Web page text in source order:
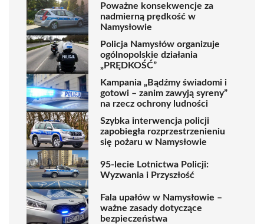
Poważne konsekwencje za
nadmierną prędkość w
Namysłowie
Policja Namysłów organizuje
ogólnopolskie działania
„PRĘDKOŚĆ”
Kampania „Bądźmy świadomi i
gotowi – zanim zawyją syreny”
na rzecz ochrony ludności
Szybka interwencja policji
zapobiegła rozprzestrzenieniu
się pożaru w Namysłowie
95-lecie Lotnictwa Policji:
Wyzwania i Przyszłość
Fala upałów w Namysłowie –
ważne zasady dotyczące
bezpieczeństwa